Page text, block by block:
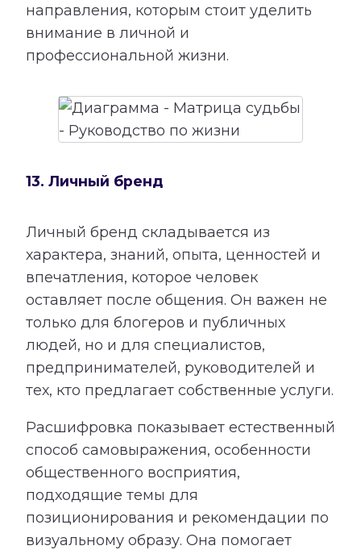
направления, которым стоит уделить
внимание в личной и
профессиональной жизни.
13. Личный бренд
Личный бренд складывается из
характера, знаний, опыта, ценностей и
впечатления, которое человек
оставляет после общения. Он важен не
только для блогеров и публичных
людей, но и для специалистов,
предпринимателей, руководителей и
тех, кто предлагает собственные услуги.
Расшифровка показывает естественный
способ самовыражения, особенности
общественного восприятия,
подходящие темы для
позиционирования и рекомендации по
визуальному образу. Она помогает